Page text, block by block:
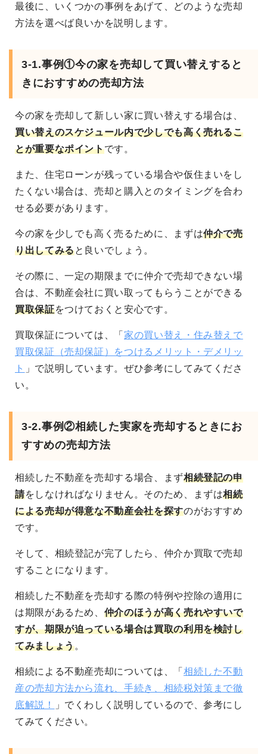
最後に、いくつかの事例をあげて、どのような売却
方法を選べば良いかを説明します。
3-1.事例①今の家を売却して買い替えすると
きにおすすめの売却方法
今の家を売却して新しい家に買い替えする場合は、
買い替えのスケジュール内で少しでも高く売れるこ
とが重要なポイントです。
また、住宅ローンが残っている場合や仮住まいをし
たくない場合は、売却と購入とのタイミングを合わ
せる必要があります。
今の家を少しでも高く売るために、まずは仲介で売
り出してみると良いでしょう。
その際に、一定の期限までに仲介で売却できない場
合は、不動産会社に買い取ってもらうことができる
買取保証をつけておくと安心です。
買取保証については、「 家の買い替え・住み替えで
買取保証（売却保証）をつけるメリット・デメリッ
ト 」で説明しています。ぜひ参考にしてみてくださ
い。
3-2.事例②相続した実家を売却するときにお
すすめの売却方法
相続した不動産を売却する場合、まず相続登記の申
請をしなければなりません。そのため、まずは相続
による売却が得意な不動産会社を探すのがおすすめ
です。
そして、相続登記が完了したら、仲介か買取で売却
することになります。
相続した不動産を売却する際の特例や控除の適用に
は期限があるため、 仲介のほうが高く売れやすいで
すが、期限が迫っている場合は買取の利用を検討し
てみましょう。
相続による不動産売却については、「 相続した不動
産の売却方法から流れ、手続き、相続税対策まで徹
底解説！
」でくわしく説明しているので、参考にし
てみてください。